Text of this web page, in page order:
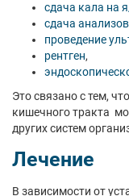
сдача кала на
сдача
проведение
рентген,
Это связано с тем,
кишечного тракта
других систем
Лечение
В зависимости от